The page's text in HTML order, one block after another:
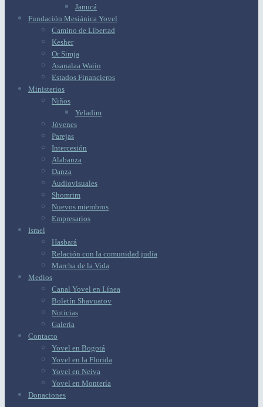
Janucá
Fundación Mesiánica Yovel
Camino de Libertad
Kesher
Or Simja
Asanalaa Waiin
Estados Financieros
Ministerios
Niños
Yeladim
Jóvenes
Parejas
Intercesión
Alabanza
Danza
Audiovisuales
Shomrim
Nuevos miembros
Empresarios
Israel
Hasbará
Relación con la comunidad judía
Marcha de la Vida
Medios
Canal Yovel en Línea
Boletín Shavuatov
Noticias
Galería
Contacto
Yovel en Bogotá
Yovel en la Florida
Yovel en Neiva
Yovel en Montería
Donaciones